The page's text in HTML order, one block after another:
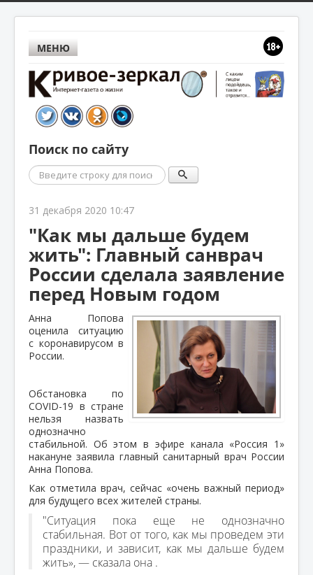
МЕНЮ
Поиск по сайту
Поиск
31 декабря 2020 10:47
"Как мы дальше будем
жить": Главный санврач
России сделала заявление
перед Новым годом
Анна Попова
оценила ситуацию
с коронавирусом в
России.
Обстановка по
COVID-19 в стране
нельзя назвать
однозначно
стабильной. Об этом в эфире канала «Россия 1»
накануне заявила главный санитарный врач России
Анна Попова.
Как отметила врач, сейчас «очень важный период»
для будущего всех жителей страны.
"Ситуация пока еще не однозначно
стабильная. Вот от того, как мы проведем эти
праздники, и зависит, как мы дальше будем
жить», — сказала она .